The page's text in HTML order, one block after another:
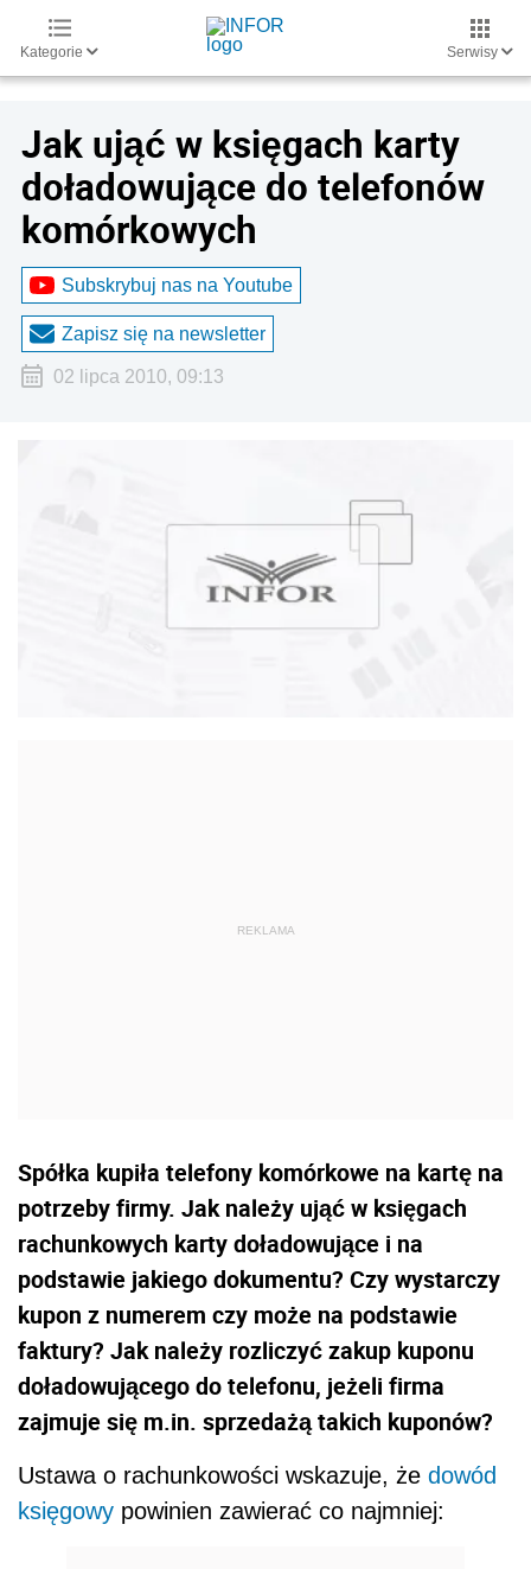
Kategorie Serwisy
Jak ująć w księgach karty
doładowujące do telefonów
komórkowych
Subskrybuj nas na Youtube
Zapisz się na newsletter
02 lipca 2010, 09:13
Spółka kupiła telefony komórkowe na kartę na
potrzeby firmy. Jak należy ująć w księgach
rachunkowych karty doładowujące i na
podstawie jakiego dokumentu? Czy wystarczy
kupon z numerem czy może na podstawie
faktury? Jak należy rozliczyć zakup kuponu
doładowującego do telefonu, jeżeli firma
zajmuje się m.in. sprzedażą takich kuponów?
Ustawa o rachunkowości wskazuje, że dowód
księgowy powinien zawierać co najmniej: